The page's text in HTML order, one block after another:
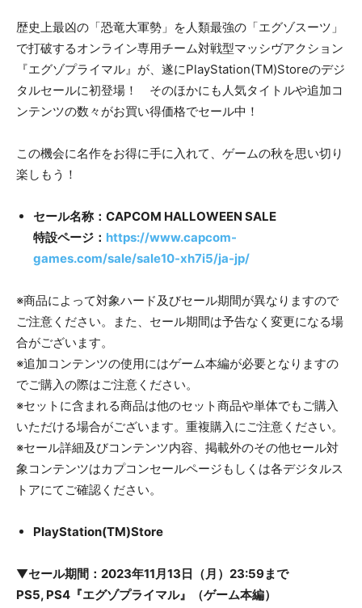
歴史上最凶の「恐竜大軍勢」を人類最強の「エグゾスーツ」
で打破するオンライン専用チーム対戦型マッシヴアクション
『エグゾプライマル』が、遂にPlayStation(TM)Storeのデジ
タルセールに初登場！ そのほかにも人気タイトルや追加コ
ンテンツの数々がお買い得価格でセール中！
この機会に名作をお得に手に入れて、ゲームの秋を思い切り
楽しもう！
セール名称：CAPCOM HALLOWEEN SALE
特設ページ： https://www.capcom-
games.com/sale/sale10-xh7i5/ja-jp/
※商品によって対象ハード及びセール期間が異なりますので
ご注意ください。また、セール期間は予告なく変更になる場
合がございます。
※追加コンテンツの使用にはゲーム本編が必要となりますの
でご購入の際はご注意ください。
※セットに含まれる商品は他のセット商品や単体でもご購入
いただける場合がございます。重複購入にご注意ください。
※セール詳細及びコンテンツ内容、掲載外のその他セール対
象コンテンツはカプコンセールページもしくは各デジタルス
トアにてご確認ください。
PlayStation(TM)Store
▼セール期間：2023年11月13日（月）23:59まで
PS5, PS4『エグゾプライマル』（ゲーム本編）